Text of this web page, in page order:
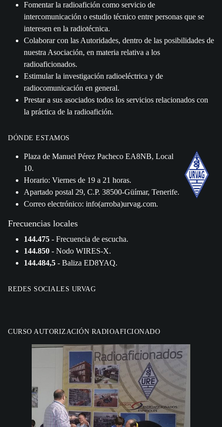
Fomentar la radioafición como servicio de
intercomunicación o estudio técnico entre personas que se
interesen en la radiotécnica.
Colaborar con las Autoridades, dentro de las posibilidades de
nuestra Asociación, en materia relativa a los
radioaficionados.
Estimular la investigación radioeléctrica y de
radiocomunicación en general.
Prestar a sus asociados todos los servicios relacionados con
la práctica de la radioafición.
DÓNDE ESTAMOS
Plaza de Manuel Pérez Pacheco EA8NB, Local
10.
Horario: Viernes de 19 a 21 horas.
Apartado postal 29, C.P. 38500-Güímar, Tenerife.
Correo electrónico: info(arroba)urvag.com.
Frecuencias locales
144.475 - Frecuencia de escucha.
144.850 - Nodo WIRES-X.
144.484,5 - Baliza ED8YAQ.
REDES SOCIALES URVAG
CURSO AUTORIZACIÓN RADIOAFICIONADO